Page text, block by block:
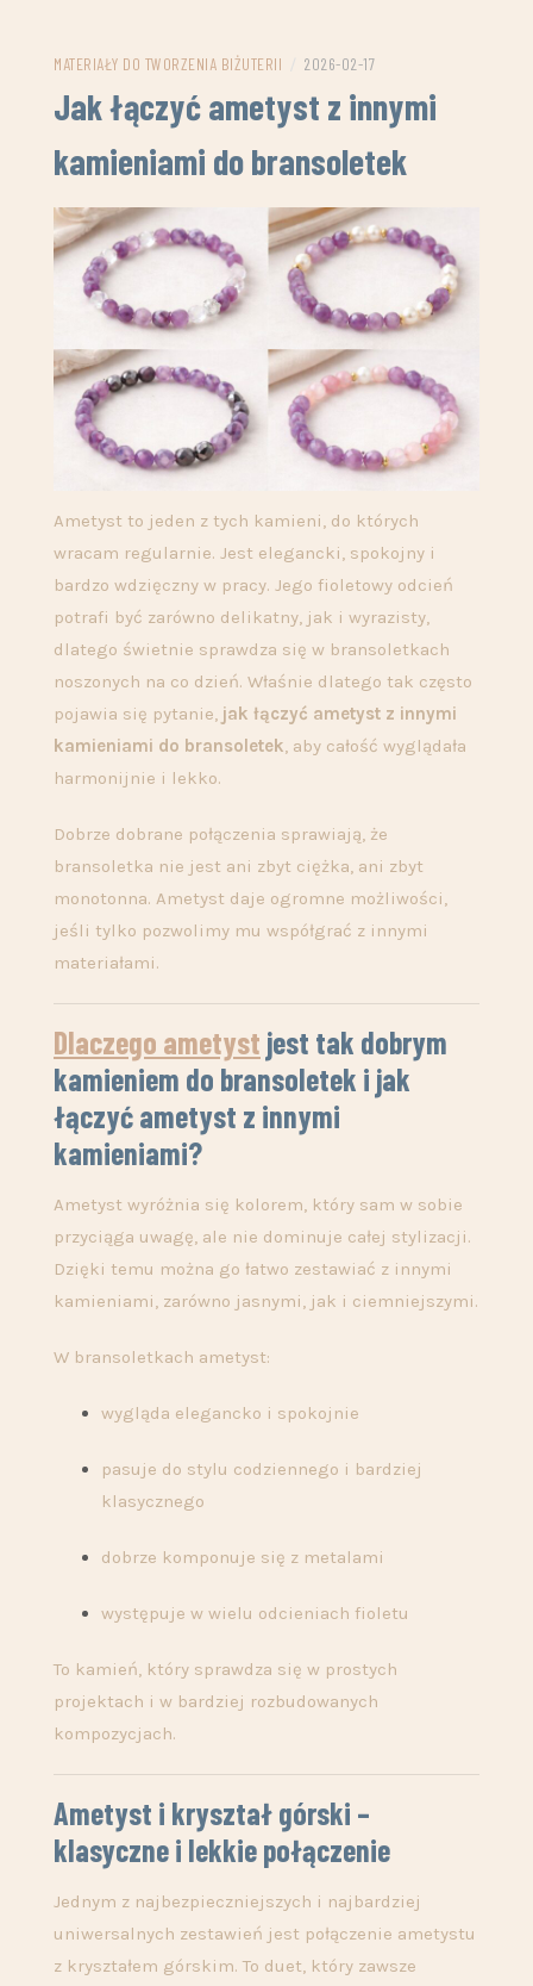
MATERIAŁY DO TWORZENIA BIŻUTERII 2026-02-17
Jak łączyć ametyst z innymi
kamieniami do bransoletek
Ametyst to jeden z tych kamieni, do których
wracam regularnie. Jest elegancki, spokojny i
bardzo wdzięczny w pracy. Jego fioletowy odcień
potrafi być zarówno delikatny, jak i wyrazisty,
dlatego świetnie sprawdza się w bransoletkach
noszonych na co dzień. Właśnie dlatego tak często
pojawia się pytanie, jak łączyć ametyst z innymi
kamieniami do bransoletek, aby całość wyglądała
harmonijnie i lekko.
Dobrze dobrane połączenia sprawiają, że
bransoletka nie jest ani zbyt ciężka, ani zbyt
monotonna. Ametyst daje ogromne możliwości,
jeśli tylko pozwolimy mu współgrać z innymi
materiałami.
Dlaczego ametyst jest tak dobrym
kamieniem do bransoletek i jak
łączyć ametyst z innymi
kamieniami?
Ametyst wyróżnia się kolorem, który sam w sobie
przyciąga uwagę, ale nie dominuje całej stylizacji.
Dzięki temu można go łatwo zestawiać z innymi
kamieniami, zarówno jasnymi, jak i ciemniejszymi.
W bransoletkach ametyst:
wygląda elegancko i spokojnie
pasuje do stylu codziennego i bardziej
klasycznego
dobrze komponuje się z metalami
występuje w wielu odcieniach fioletu
To kamień, który sprawdza się w prostych
projektach i w bardziej rozbudowanych
kompozycjach.
Ametyst i kryształ górski –
klasyczne i lekkie połączenie
Jednym z najbezpieczniejszych i najbardziej
uniwersalnych zestawień jest połączenie ametystu
z kryształem górskim. To duet, który zawsze